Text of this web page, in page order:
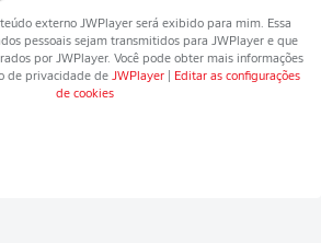
externo JWPlayerserá exibido para mim. Essa
pessoais sejam transmitidos para JWPlayere que
por JWPlayer. Você pode obter mais informações
de privacidade de JWPlayer
Editar as configurações
de cookies